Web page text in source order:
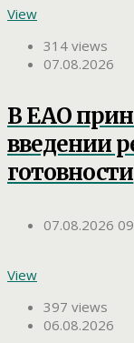
View
314 views
07.08.2026
В ЕАО
введении
готовности
07.08.2026
View
397 views
06.08.2026